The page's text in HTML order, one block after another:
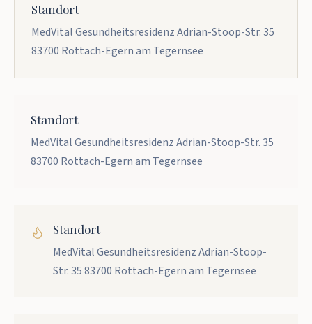
Standort
MedVital Gesundheitsresidenz Adrian-Stoop-Str. 35
83700 Rottach-Egern am Tegernsee
Standort
MedVital Gesundheitsresidenz Adrian-Stoop-Str. 35
83700 Rottach-Egern am Tegernsee
Standort
MedVital Gesundheitsresidenz Adrian-Stoop-
Str. 35 83700 Rottach-Egern am Tegernsee